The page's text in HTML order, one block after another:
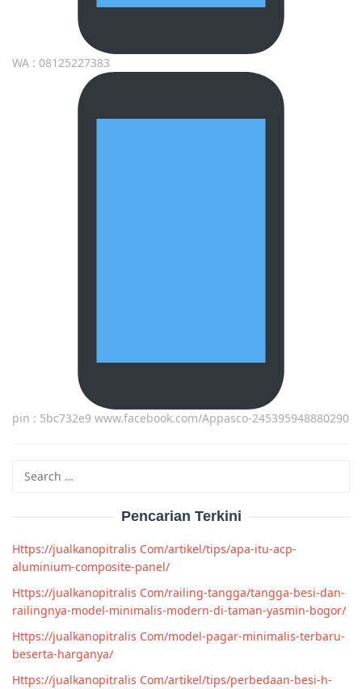
WA : 08125227383
pin : 5bc732e9 www.facebook.com/Appasco-245395948880290
Pencarian Terkini
Https://jualkanopitralis Com/artikel/tips/apa-itu-acp-
aluminium-composite-panel/
Https://jualkanopitralis Com/railing-tangga/tangga-besi-dan-
railingnya-model-minimalis-modern-di-taman-yasmin-bogor/
Https://jualkanopitralis Com/model-pagar-minimalis-terbaru-
beserta-harganya/
Https://jualkanopitralis Com/artikel/tips/perbedaan-besi-h-